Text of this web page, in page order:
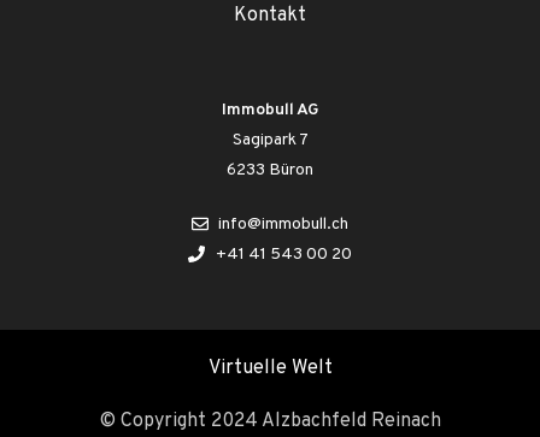
Kontakt
Immobull AG
Sagipark 7
6233 Büron
info@immobull.ch
+41 41 543 00 20
© Copyright 2024 Alzbachfeld Reinach
Virtuelle Welt